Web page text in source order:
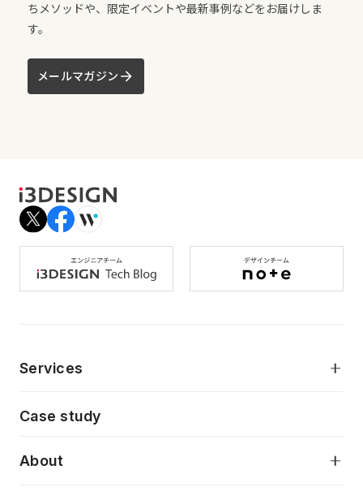
ちメソッドや、限定イベントや最新事例などをお届けしま
す。
メールマガジン
Services
AI駆動開発支援
デジタルプロダクトデザイン
Case study
About